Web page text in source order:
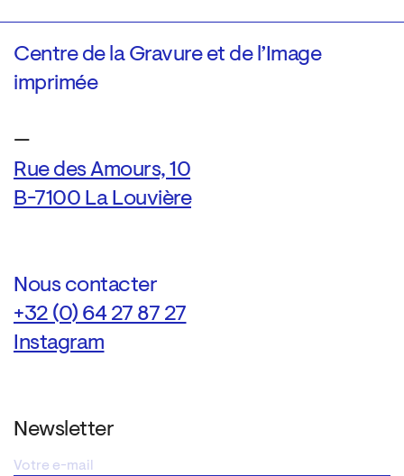
Centre de la Gravure et de l’Image
imprimée
—
Rue des Amours, 10
B-7100 La Louvière
Nous contacter
+32 (0) 64 27 87 27
Instagram
Newsletter